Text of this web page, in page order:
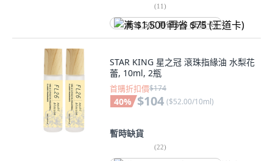
(11)
满 $1,500 再省 $75 (王道卡)
STAR KING 星之冠 滾珠指緣油 水梨花
蕾, 10ml, 2瓶
首購折扣價$174
40% $104 ($52.00/10ml)
暫時缺貨
(22)